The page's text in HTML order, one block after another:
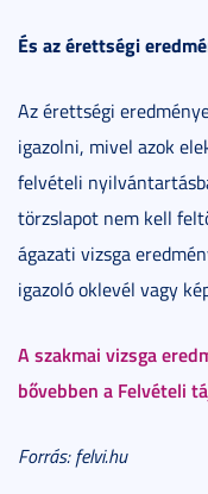
És az érettségi
Az érettségi
igazolni, mivel azok
felvételi
törzslapot nem kell
ágazati vizsga
igazoló oklevél vagy
A szakmai vizsga
bővebben a Felvételi
Forrás: felvi.hu